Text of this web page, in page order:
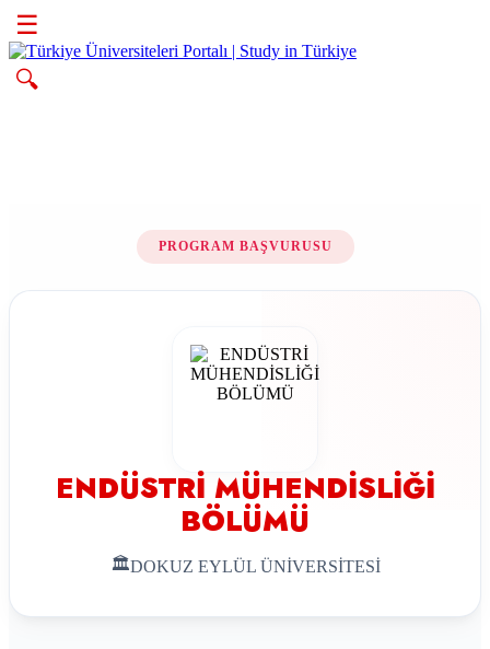
☰
🔍
PROGRAM BAŞVURUSU
ENDÜSTRİ MÜHENDİSLİĞİ
BÖLÜMÜ
🏛DOKUZ EYLÜL ÜNİVERSİTESİ